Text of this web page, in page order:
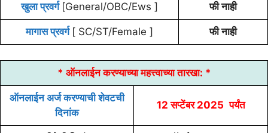
खुला प्रवर्ग [General/OBC/Ews ] फी नाही
मागास प्रवर्ग [ SC/ST/Female ] फी नाही
* ऑनलाईन करण्याच्यामहत्त्वाच्या तारखा: *
ऑनलाईन अर्ज करण्याची शेवटची
दिनांक
12 सप्टेंबर2025 पर्यंत